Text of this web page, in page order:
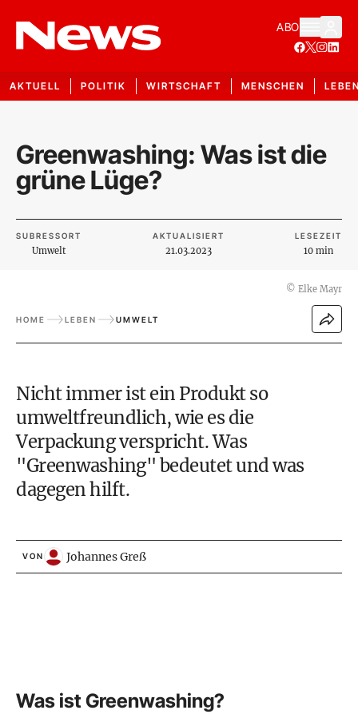
ABO
AKTUELL POLITIK WIRTSCHAFT MENSCHEN
Greenwashing: Was ist die
grüne Lüge?
SUBRESSORT
Umwelt
AKTUALISIERT
21.03.2023
LESEZEIT
10 min
© Elke Mayr
HOME LEBEN UMWELT
Nicht immer ist ein Produkt so
umweltfreundlich, wie es die
Verpackung verspricht. Was
"Greenwashing" bedeutet und was
dagegen hilft.
VON Johannes Greß
Was ist Greenwashing?